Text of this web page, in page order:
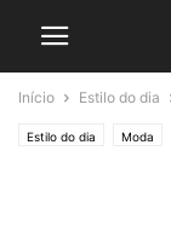
Início Estilo do dia
Estilo do dia Moda